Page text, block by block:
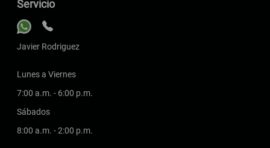
Servicio
Javier Rodriguez
Lunes a Viernes
7:00 a.m. - 6:00 p.m.
Sábados
8:00 a.m. - 2:00 p.m.